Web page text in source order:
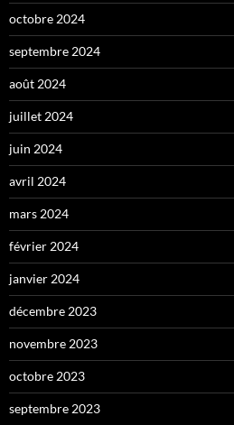
octobre 2024
septembre 2024
août 2024
juillet 2024
juin 2024
avril 2024
mars 2024
février 2024
janvier 2024
décembre 2023
novembre 2023
octobre 2023
septembre 2023